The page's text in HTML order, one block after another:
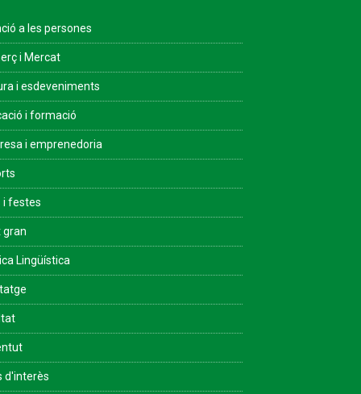
a les persones
i Mercat
i esdeveniments
i formació
i emprenedoria
i festes
gran
Lingüística
d'interès